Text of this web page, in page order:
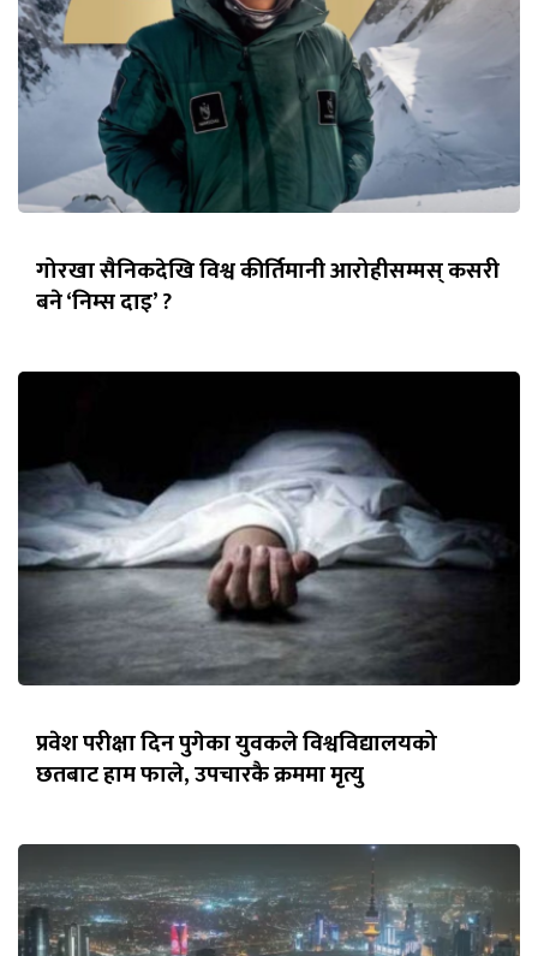
गोरखा सैनिकदेखि विश्व कीर्तिमानी आरोहीसम्मस् कसरी
बने ‘निम्स दाइ’ ?
प्रवेश परीक्षा दिन पुगेका युवकले विश्वविद्यालयको
छतबाट हाम फाले, उपचारकै क्रममा मृत्यु